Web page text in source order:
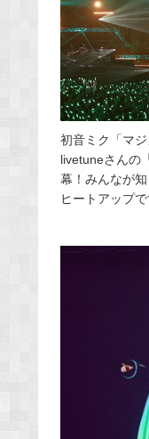
初音ミク「マ
livetuneさんの
幕！みんなが
ヒートアップで